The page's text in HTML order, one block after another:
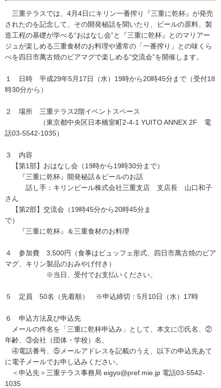
三重テラスでは、4月4日にキリン一番搾り『三重に乾杯』が発売
されたのを記念して、その開発秘話を聞いたり、ビールの原料、製
造工程の基礎が学べる“おはなし会”と『三重に乾杯』とのマリアー
ジュが楽しめる三重食材のお料理や通常の「一番搾り」との味くら
べを四日市萬古焼のビアマグで楽しめる“交流会”を開催します。
１ 日時 平成29年5月17日（水）19時から20時45分まで（受付18
時30分から）
２ 場所 三重テラス2階イベントスペース
（東京都中央区日本橋室町2-4-1 YUITO ANNEX 2F 電
話03-5542-1035）
３ 内容
【第1部】おはなし会（19時から19時30分まで）
『三重に乾杯』開発秘話＆ビールのお話
話し手：キリンビール株式会社三重支店 支店長 山口和子
さん
【第2部】交流会（19時45分から20時45分ま
で）
『三重に乾杯』＆三重食材のお料理
４ 参加費 3,500円（食事はビュッフェ形式、四日市萬古焼のビア
マグ、キリン製品のおみやげ付き）
※当日、受付でお支払いください。
５ 定員 50名（先着順） ※申込締切：5月10日（水）17時
６ 申込方法及び申込先
メールの件名を「三重に乾杯申込み」として、本文に①氏名、②
年齢、③会社（団体・学校）名、
④電話番号、⑤メールアドレスを記載のうえ、以下の申込先あて
に電子メールでお申し込みください。
＜申込先＞三重テラス事務局 eigyo@pref.mie.jp 電話03-5542-
1035